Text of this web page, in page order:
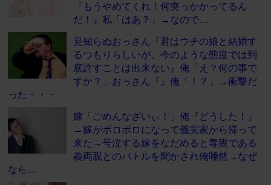
『もうやめてくれ！何突っかかってるん
だ！』私「はあ？」→なので…
見知らぬおっさん『君はウチの娘と結婚す
るつもりらしいが、今のような態度では到
底許すことは出来ない』俺「え？何の事で
すか？」おっさん『』俺「！？」→衝撃だ
った・・・
嫁「ごめんなざいぃ！」俺『どうした！』
→嫁がボロボロになって義実家から帰って
来た→号泣する嫁をなだめると毒親である
義両親とのバトルを聞かされ俺唖然→なぜ
なら…